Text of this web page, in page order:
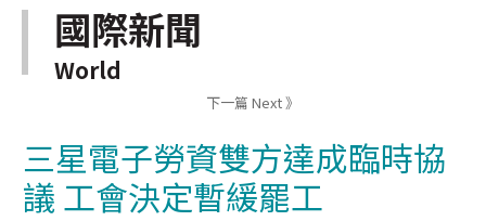
國際新聞
World
下一篇 Next 》
三星電子勞資雙方達成臨時協
議 工會決定暫緩罷工